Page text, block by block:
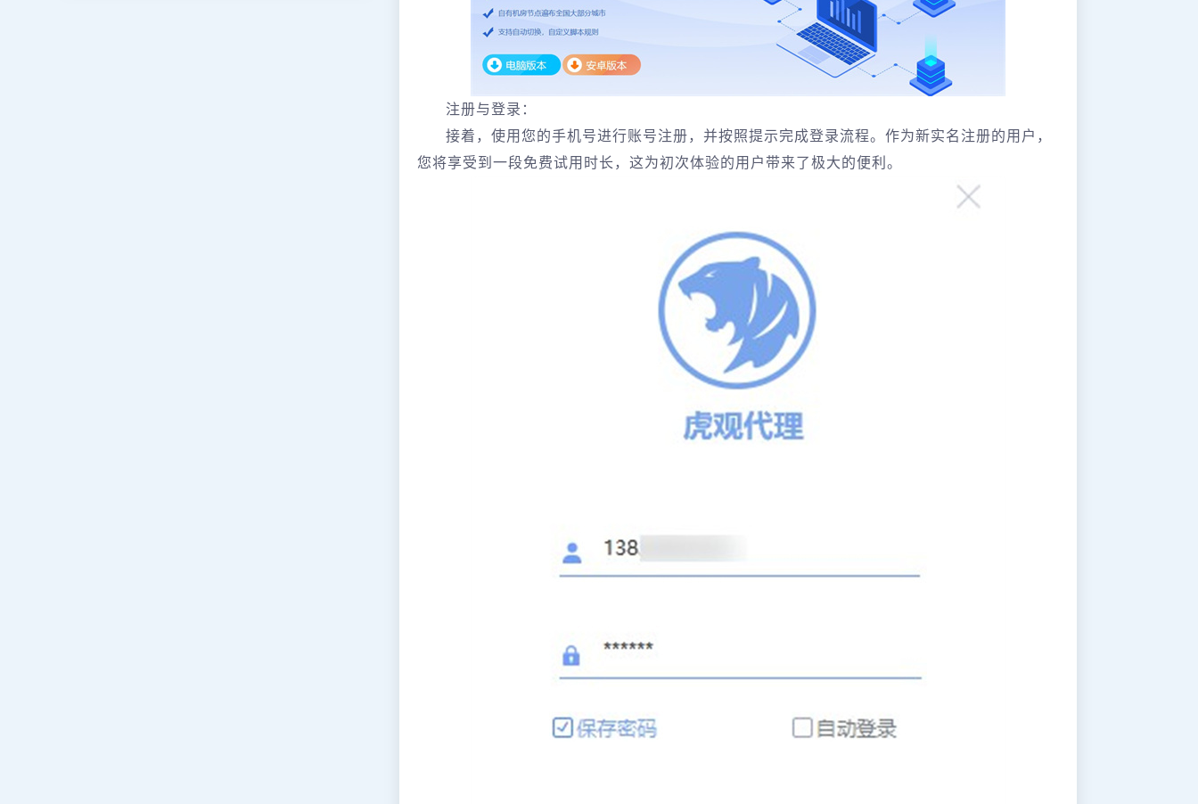
注册与登录：
接着，使用您的手机号进行账号注册，并按照提示完成登录流程。作为新实名注册的用户，
您将享受到一段免费试用时长，这为初次体验的用户带来了极大的便利。